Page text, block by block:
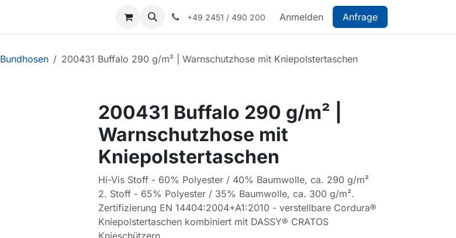
+49 2451 / 490 200 Anmelden Anfrage
Bundhosen 200431 Buffalo 290 g/m² | Warnschutzhose mit Kniepolstertaschen
200431 Buffalo 290 g/m² |
Warnschutzhose mit
Kniepolstertaschen
Hi-Vis Stoff - 60% Polyester / 40% Baumwolle, ca. 290 g/m²
2. Stoff - 65% Polyester / 35% Baumwolle, ca. 300 g/m².
Zertifizierung EN 14404:2004+A1:2010 - verstellbare Cordura®
Kniepolstertaschen kombiniert mit DASSY® CRATOS
Knieschützern